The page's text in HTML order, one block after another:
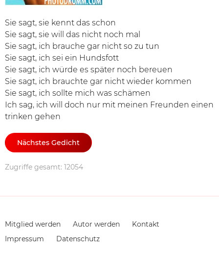
Sie sagt, sie kennt das schon
Sie sagt, sie will das nicht noch mal
Sie sagt, ich brauche gar nicht so zu tun
Sie sagt, ich sei ein Hundsfott
Sie sagt, ich würde es später noch bereuen
Sie sagt, ich brauchte gar nicht wieder kommen
Sie sagt, ich sollte mich was schämen
Ich sag, ich will doch nur mit meinen Freunden einen
trinken gehen
Nächstes Gedicht
Zugriffe gesamt: 12054
Navigation
überspringen
Mitglied werden Autor werden
Kontakt
Impressum
Datenschutz